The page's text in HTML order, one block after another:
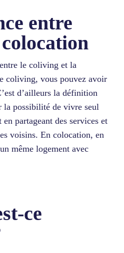
entre
le coliving et la
coliving, vous pouvez avoir
d’ailleurs la définition
possibilité de vivre seul
partageant des services et
voisins. En colocation, en
même logement avec
ce